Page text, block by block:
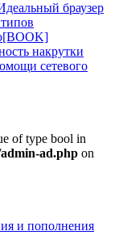
браузер
[BOOK]
накрутки
сетевого
of type bool in
ad.php on
и пополнения